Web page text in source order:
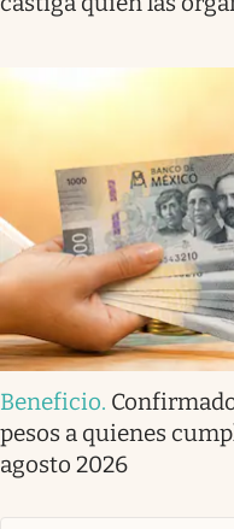
Beneficio.
pesos a quienes
agosto 2026